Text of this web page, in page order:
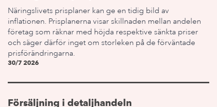
Näringslivets prisplaner kan ge en tidig bild av
inflationen. Prisplanerna visar skillnaden mellan andelen
företag som räknar med höjda respektive sänkta priser
och säger därför inget om storleken på de förväntade
prisförändringarna.
30/7 2026
Försäljning i detaljhandeln